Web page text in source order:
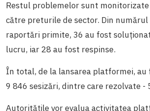
Restul problemelor sunt
către preturile de sector. Din
raportări primite, 36 au fost
lucru, iar 28 au fost respinse.
În total, de la lansarea platformei,
9 846 sesizări, dintre care rezolvate -
Autoritățile vor evalua activitatea